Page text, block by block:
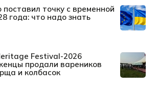
точку с временной
года: что надо знать
Festival-2026
продали вареников
и колбасок